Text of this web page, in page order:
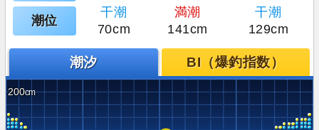
潮位
干潮 満潮
干潮
70cm
141cm 129cm
潮汐 BI（爆釣指数）
200